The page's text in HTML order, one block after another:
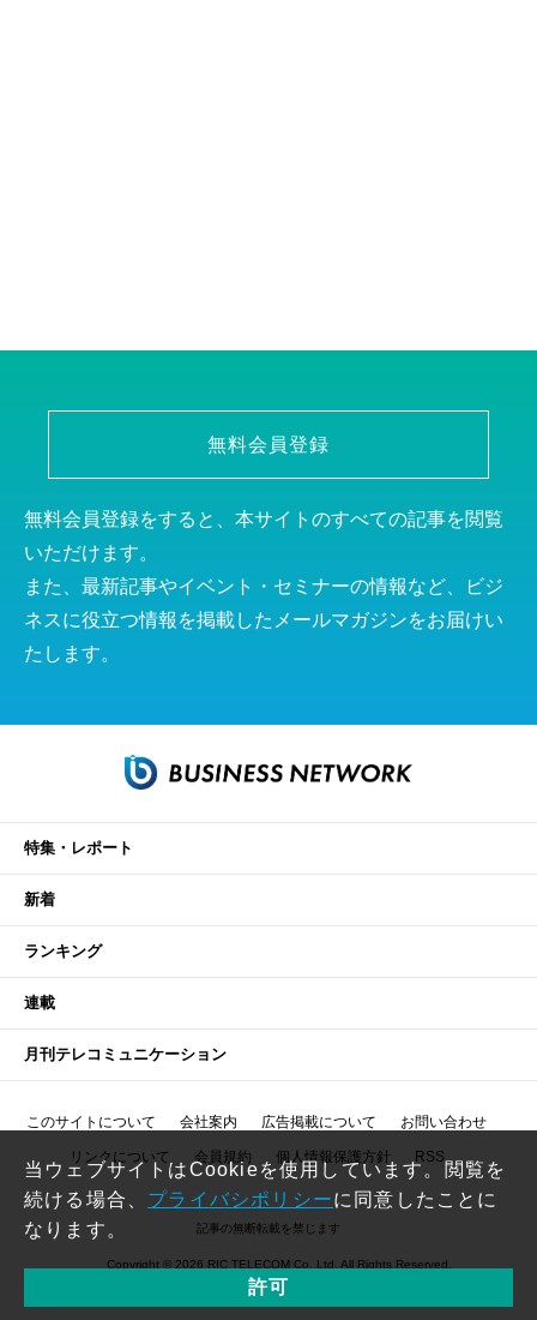
無料会員登録
無料会員登録をすると、本サイトのすべての記事を閲覧
いただけます。
また、最新記事やイベント・セミナーの情報など、ビジ
ネスに役立つ情報を掲載したメールマガジンをお届けい
たします。
特集・レポート
新着
ランキング
連載
月刊テレコミュニケーション
このサイトについて 会社案内 広告掲載について お問い合わせ
リンクについて 会員規約 個人情報保護方針 RSS
記事の無断転載を禁じます
Copyright © 2026 RIC TELECOM Co.,Ltd. All Rights Reserved.
当ウェブサイトはCookieを使用しています。閲覧を
続ける場合、 プライバシポリシーに同意したことに
なります。
許可